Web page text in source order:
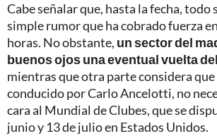
Cabe señalar que, hasta la fecha, todo
simple rumor que ha cobrado fuerza
horas. No obstante, un sector del
buenos ojos una eventual vuelta
mientras que otra parte considera
conducido por Carlo Ancelotti, no
cara al Mundial de Clubes, que se
junio y 13 de julio en Estados Unidos.